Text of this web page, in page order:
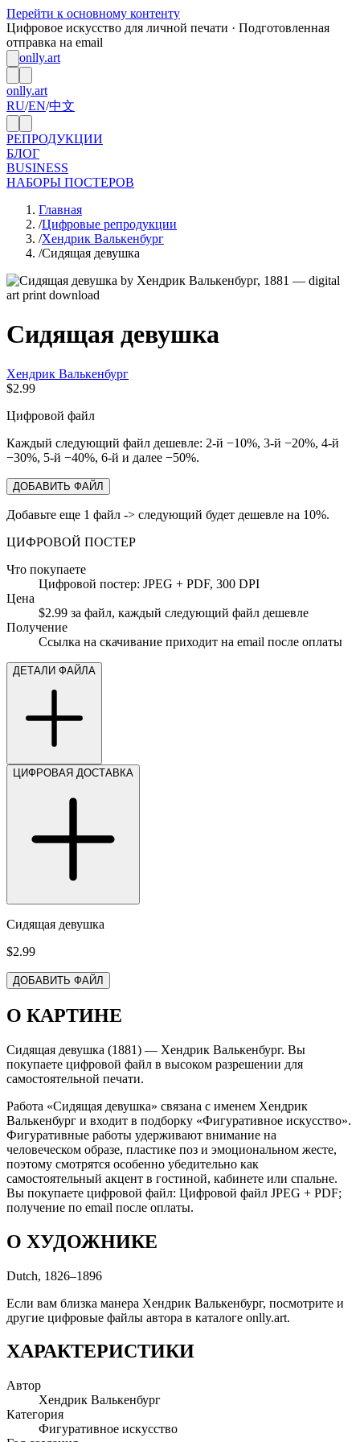
Перейти к основному контенту
Цифровое искусство для личной печати · Подготовленная
отправка на email
onlly.art
onlly.art
RU/EN/中文
РЕПРОДУКЦИИ
БЛОГ
BUSINESS
НАБОРЫ ПОСТЕРОВ
Главная
/Цифровые репродукции
/Хендрик Валькенбург
/Сидящая девушка
Сидящая девушка
Хендрик Валькенбург
$2.99
Цифровой файл
Каждый следующий файл дешевле: 2-й −10%, 3-й −20%, 4-й
−30%, 5-й −40%, 6-й и далее −50%.
ДОБАВИТЬ ФАЙЛ
Добавьте еще 1 файл -> следующий будет дешевле на 10%.
ЦИФРОВОЙ ПОСТЕР
Что покупаете
Цифровой постер: JPEG + PDF, 300 DPI
Цена
$2.99 за файл, каждый следующий файл дешевле
Получение
Ссылка на скачивание приходит на email после оплаты
ДЕТАЛИ ФАЙЛА
ЦИФРОВАЯ ДОСТАВКА
Сидящая девушка
$2.99
ДОБАВИТЬ ФАЙЛ
О КАРТИНЕ
Сидящая девушка (1881) — Хендрик Валькенбург. Вы
покупаете цифровой файл в высоком разрешении для
самостоятельной печати.
Работа «Сидящая девушка» связана с именем Хендрик
Валькенбург и входит в подборку «Фигуративное искусство».
Фигуративные работы удерживают внимание на
человеческом образе, пластике поз и эмоциональном жесте,
поэтому смотрятся особенно убедительно как
самостоятельный акцент в гостиной, кабинете или спальне.
Вы покупаете цифровой файл: Цифровой файл JPEG + PDF;
получение по email после оплаты.
О ХУДОЖНИКЕ
Dutch, 1826–1896
Если вам близка манера Хендрик Валькенбург, посмотрите и
другие цифровые файлы автора в каталоге onlly.art.
ХАРАКТЕРИСТИКИ
Автор
Хендрик Валькенбург
Категория
Фигуративное искусство